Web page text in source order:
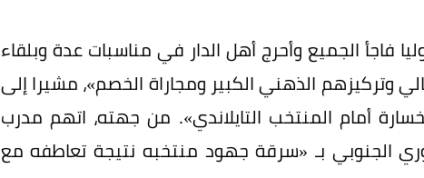
فاجأ الجميع وأحرج أهل الدار في مناسبات عدة وبلقاء
وتركيزهم الذهني الكبير ومجاراة الخصم»، مشيرا إلى
أمام المنتخب التايلاندي». من جهته، اتهم مدرب
الجنوبي بـ «سرقة جهود منتخبه نتيجة تعاطفه مع